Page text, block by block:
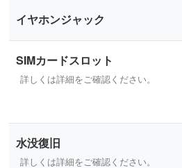
イヤホンジャック
SIMカードスロット
詳しくは詳細をご確認ください。
水没復旧
詳しくは詳細をご確認ください。